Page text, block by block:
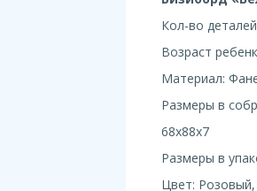
Кол-во
Возраст
Материал:
Размеры в
68х88х7
Размеры в
Цвет: